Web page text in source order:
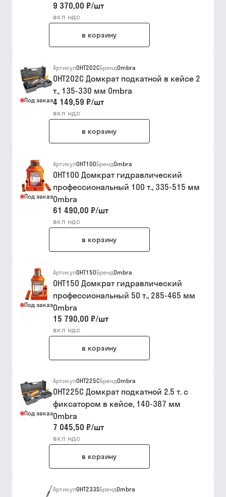
9 370,00 ₽/шт
вкл ндс
в корзину
Под заказ
АртикулOHT202CБрендOmbra
OHT202C Домкрат подкатной в кейсе 2
т., 135-330 мм Ombra
4 149,59 ₽/шт
вкл ндс
в корзину
Под заказ
АртикулOHT100БрендOmbra
OHT100 Домкрат гидравлический
профессиональный 100 т., 335-515 мм
Ombra
61 490,00 ₽/шт
вкл ндс
в корзину
Под заказ
АртикулOHT150БрендOmbra
OHT150 Домкрат гидравлический
профессиональный 50 т., 285-465 мм
Ombra
15 790,00 ₽/шт
вкл ндс
в корзину
Под заказ
АртикулOHT225CБрендOmbra
OHT225C Домкрат подкатной 2.5 т. с
фиксатором в кейсе, 140-387 мм
Ombra
7 045,50 ₽/шт
вкл ндс
в корзину
АртикулOHT233SБрендOmbra